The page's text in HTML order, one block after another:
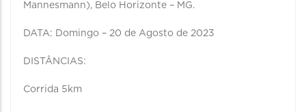
Mannesmann), Belo Horizonte – MG.
DATA: Domingo – 20 de Agosto de 2023
DISTÂNCIAS:
Corrida 5km